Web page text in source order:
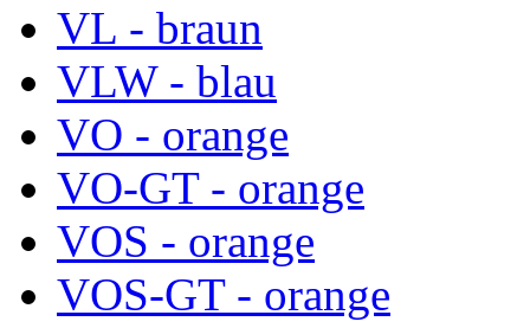
VL - braun
VLW - blau
VO - orange
VO-GT - orange
VOS - orange
VOS-GT - orange